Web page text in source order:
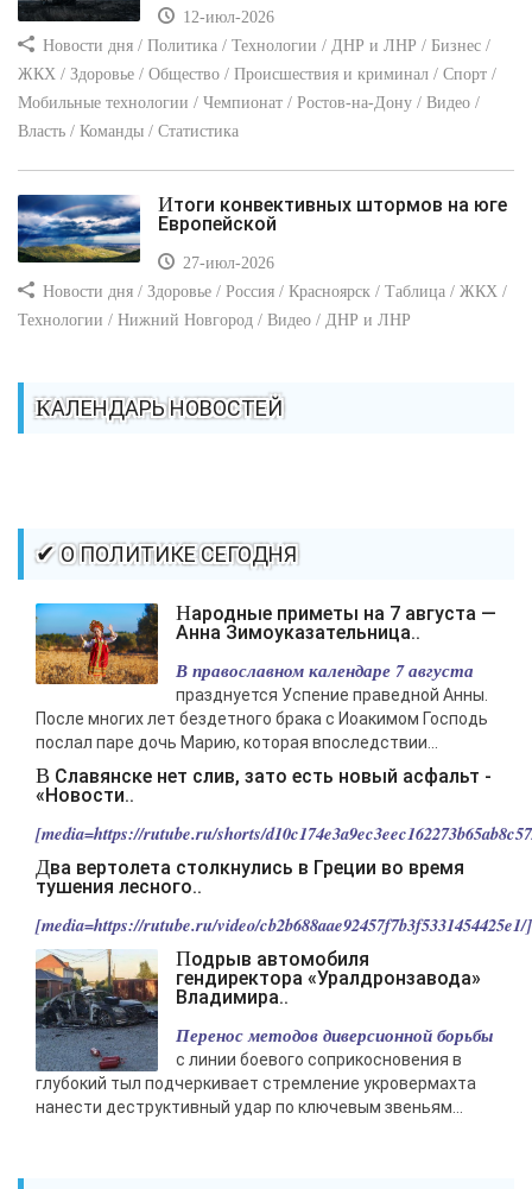
12-июл-2026
Новости дня / Политика / Технологии / ДНР и ЛНР / Бизнес /
ЖКХ / Здоровье / Общество / Происшествия и криминал / Спорт /
Мобильные технологии / Чемпионат / Ростов-на-Дону / Видео /
Власть / Команды / Статистика
Итоги конвективных штормов на юге
Европейской
27-июл-2026
Новости дня / Здоровье / Россия / Красноярск / Таблица / ЖКХ /
Технологии / Нижний Новгород / Видео / ДНР и ЛНР
КАЛЕНДАРЬ НОВОСТЕЙ
✔ О ПОЛИТИКЕ СЕГОДНЯ
Народные приметы на 7 августа —
Анна Зимоуказательница..
В православном календаре 7 августа
празднуется Успение праведной Анны.
После многих лет бездетного брака с Иоакимом Господь
послал паре дочь Марию, которая впоследствии...
В Славянске нет слив, зато есть новый асфальт -
«Новости..
[media=https://rutube.ru/shorts/
Два вертолета столкнулись в Греции во время
тушения лесного..
[media=https://rutube.ru/video/
Подрыв автомобиля
гендиректора «Уралдронзавода»
Владимира..
Перенос методов диверсионной борьбы
с линии боевого соприкосновения в
глубокий тыл подчеркивает стремление укровермахта
нанести деструктивный удар по ключевым звеньям...